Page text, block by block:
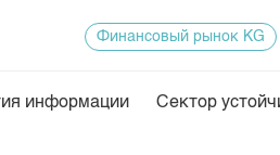
Финансовый рынок KG
информации Сектор